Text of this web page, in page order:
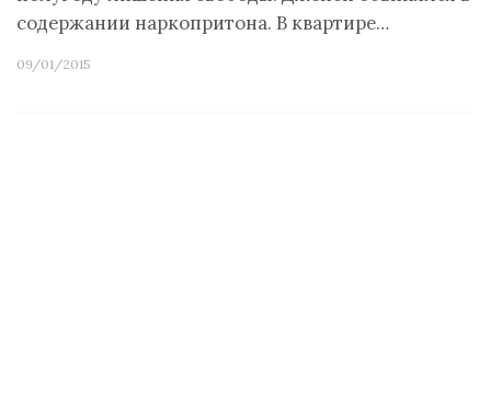
содержании наркопритона. В квартире…
09/01/2015